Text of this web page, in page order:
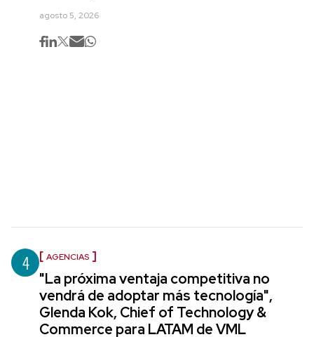
agosto 5, 2026
4 AGENCIAS
"La próxima ventaja competitiva no
vendrá de adoptar más tecnología",
Glenda Kok, Chief of Technology &
Commerce para LATAM de VML